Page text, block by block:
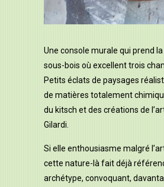
Une console murale qui prend
sous-bois où excellent trois
Petits éclats de paysages
de matières totalement
du kitsch et des créations de
Gilardi.
Si elle enthousiasme malgré
cette nature-là fait déjà
archétype, convoquant,